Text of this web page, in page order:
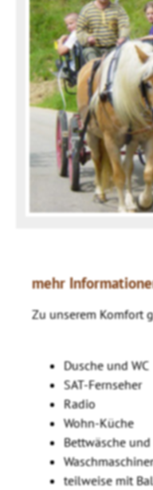
mehr
Zu unserem Komfort
Dusche und WC
SAT-Fernseher
Radio
Wohn-Küche
Bettwäsche
teilweise mit